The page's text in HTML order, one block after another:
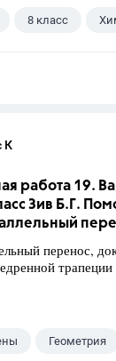
8 класс
К
работа 19.
Зив Б.Г.
перенос,
Геометрия